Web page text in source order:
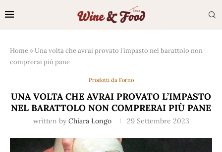
Home »Una volta che avrai provato l’impasto nel barattolo non
comprerai più pane
Prodotti da Forno
UNA VOLTA CHE AVRAI PROVATO L’IMPASTO
NEL BARATTOLO NON COMPRERAI PIÙ PANE
written by Chiara Longo 29 Settembre 2023